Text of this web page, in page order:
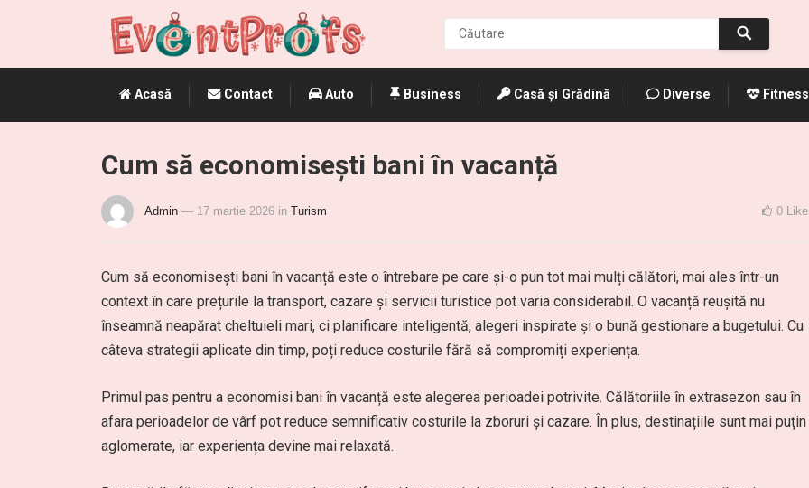
Acasă Contact Auto Business Casă și Grădină Diverse Fitness
Cum să economisești bani în vacanță
Admin — 17 martie 2026 in Turism 0
Cum să economisești bani în vacanță este o întrebare pe care și-o pun tot mai mulți călători, mai ales într-un
context în care prețurile la transport, cazare și servicii turistice pot varia considerabil. O vacanță reușită nu
înseamnă neapărat cheltuieli mari, ci planificare inteligentă, alegeri inspirate și o bună gestionare a bugetului. Cu
câteva strategii aplicate din timp, poți reduce costurile fără să compromiți experiența.
Primul pas pentru a economisi bani în vacanță este alegerea perioadei potrivite. Călătoriile în extrasezon sau în
afara perioadelor de vârf pot reduce semnificativ costurile la zboruri și cazare. În plus, destinațiile sunt mai puțin
aglomerate, iar experiența devine mai relaxată.